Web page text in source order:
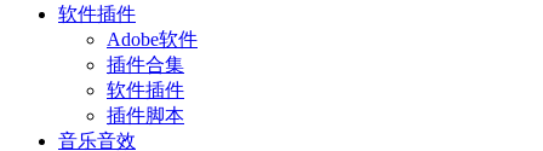
软件插件
Adobe软件
插件合集
软件插件
插件脚本
音乐音效